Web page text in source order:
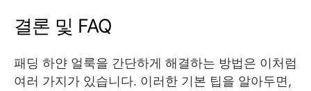
결론 및 FAQ
패딩 하얀 얼룩을 간단하게 해결하는 방법은 이처럼
여러 가지가 있습니다. 이러한 기본 팁을 알아두면,